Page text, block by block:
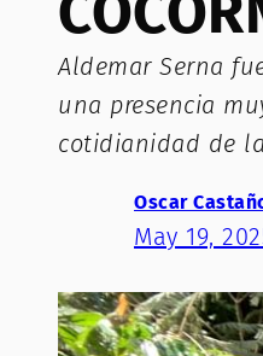
Aldemar Serna
una presencia
cotidianidad de
Oscar
May 19,